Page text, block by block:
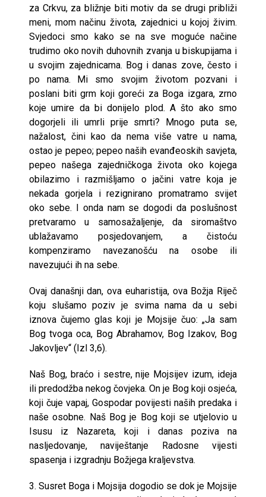
za Crkvu, za bližnje biti motiv da se drugi približi
meni, mom načinu života, zajednici u kojoj živim.
Svjedoci smo kako se na sve moguće načine
trudimo oko novih duhovnih zvanja u biskupijama i
u svojim zajednicama. Bog i danas zove, često i
po nama. Mi smo svojim životom pozvani i
poslani biti grm koji goreći za Boga izgara, zrno
koje umire da bi donijelo plod. A što ako smo
dogorjeli ili umrli prije smrti? Mnogo puta se,
nažalost, čini kao da nema više vatre u nama,
ostao je pepeo; pepeo naših evanđeoskih savjeta,
pepeo našega zajedničkoga života oko kojega
obilazimo i razmišljamo o jačini vatre koja je
nekada gorjela i rezignirano promatramo svijet
oko sebe. I onda nam se dogodi da poslušnost
pretvaramo u samosažaljenje, da siromaštvo
ublažavamo posjedovanjem, a čistoću
kompenziramo navezanošću na osobe ili
navezujući ih na sebe.
Ovaj današnji dan, ova euharistija, ova Božja Riječ
koju slušamo poziv je svima nama da u sebi
iznova čujemo glas koji je Mojsije čuo: „Ja sam
Bog tvoga oca, Bog Abrahamov, Bog Izakov, Bog
Jakovljev“ (Izl 3,6).
Naš Bog, braćo i sestre, nije Mojsijev izum, ideja
ili predodžba nekog čovjeka. On je Bog koji osjeća,
koji čuje vapaj, Gospodar povijesti naših predaka i
naše osobne. Naš Bog je Bog koji se utjelovio u
Isusu iz Nazareta, koji i danas poziva na
nasljedovanje, naviještanje Radosne vijesti
spasenja i izgradnju Božjega kraljevstva.
3. Susret Boga i Mojsija dogodio se dok je Mojsije